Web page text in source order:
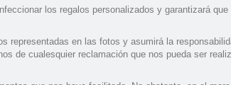
los regalos personalizados y garantizará
representadas en las fotos y asumirá la
de cualesquier reclamación que nos pueda ser